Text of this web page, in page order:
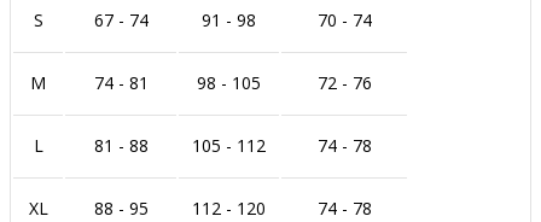
S 67 - 74 91 - 98 70 - 74
M 74 - 81 98 - 105 72 - 76
L 81 - 88 105 - 112 74 - 78
XL 88 - 95 112 - 120 74 - 78